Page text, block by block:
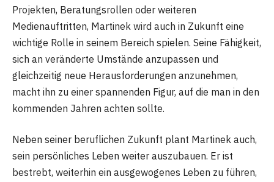
Projekten, Beratungsrollen oder weiteren
Medienauftritten, Martinek wird auch in Zukunft eine
wichtige Rolle in seinem Bereich spielen. Seine Fähigkeit,
sich an veränderte Umstände anzupassen und
gleichzeitig neue Herausforderungen anzunehmen,
macht ihn zu einer spannenden Figur, auf die man in den
kommenden Jahren achten sollte.
Neben seiner beruflichen Zukunft plant Martinek auch,
sein persönliches Leben weiter auszubauen. Er ist
bestrebt, weiterhin ein ausgewogenes Leben zu führen,